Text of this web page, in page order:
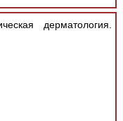
дерматология.